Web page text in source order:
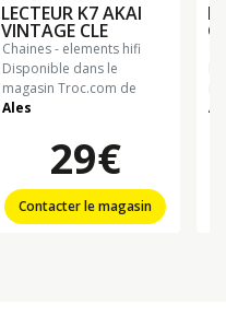
LECTEUR K7 AKAI
VINTAGE CLE
chaines - elements hifi
Disponible dans le
magasin Troc.com de
Ales
29€
Contacter le magasin